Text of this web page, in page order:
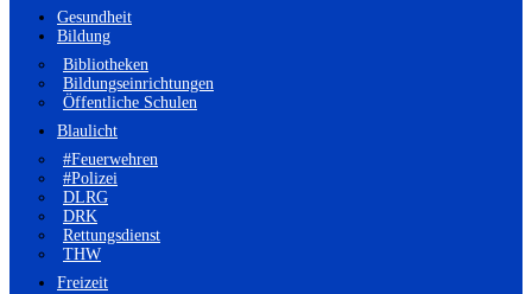
Gesundheit
Bildung
Bibliotheken
Bildungseinrichtungen
Öffentliche Schulen
Blaulicht
#Feuerwehren
#Polizei
DLRG
DRK
Rettungsdienst
THW
Freizeit